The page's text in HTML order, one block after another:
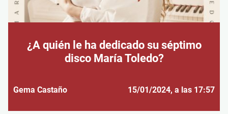
¿A quién le ha dedicado su séptimo
disco María Toledo?
Gema Castaño 15/01/2024, a las 17:57